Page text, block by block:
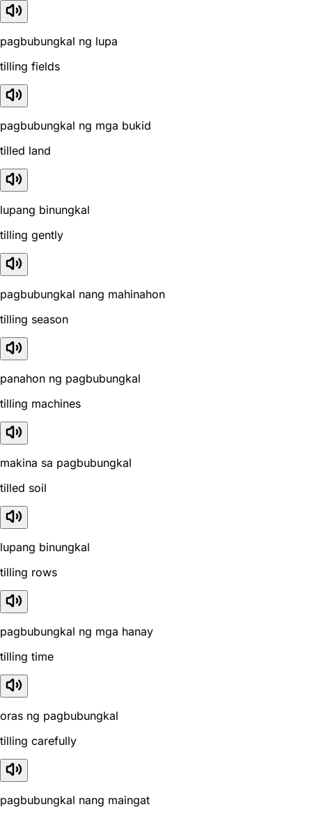
pagbubungkal ng lupa
tilling fields
pagbubungkal ng mga bukid
tilled land
lupang binungkal
tilling gently
pagbubungkal nang mahinahon
tilling season
panahon ng pagbubungkal
tilling machines
makina sa pagbubungkal
tilled soil
lupang binungkal
tilling rows
pagbubungkal ng mga hanay
tilling time
oras ng pagbubungkal
tilling carefully
pagbubungkal nang maingat